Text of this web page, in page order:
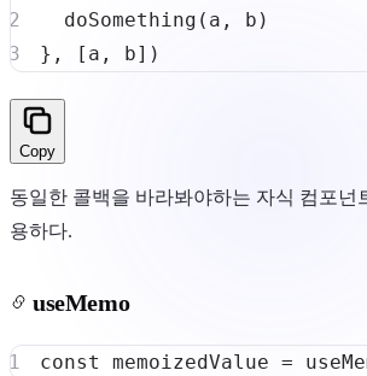
doSomething ( a , b )
} , [ a , b] )
Copy
동일한 콜백을 바라봐야하는 자식 컴포넌
용하다.
useMemo
const memoizedValue =